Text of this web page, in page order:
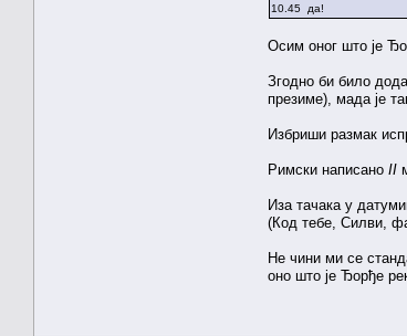
10.45 да!
Осим оног што је
Згодно би било
презиме), мада је
Избриши размак
Римски написано II
Иза тачака у
(Код тебе, Силви,
Не чини ми се
оно што је Ђорђе